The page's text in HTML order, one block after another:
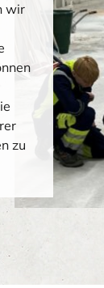
wir
zu